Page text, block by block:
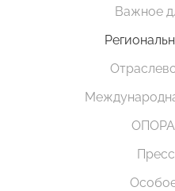
Важное
ОПОРА